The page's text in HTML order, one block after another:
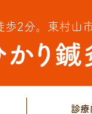
2分。 東村山
診療